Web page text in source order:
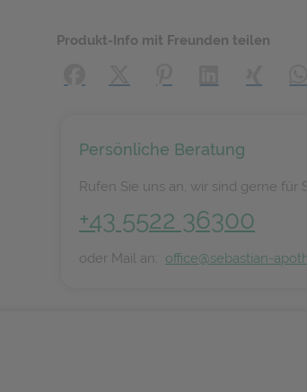
Produkt-Info mit Freunden teilen
Persönliche Beratung
Rufen Sie uns an, wir sind gerne für
+43 5522 36300
oder Mail an: office@sebastian-